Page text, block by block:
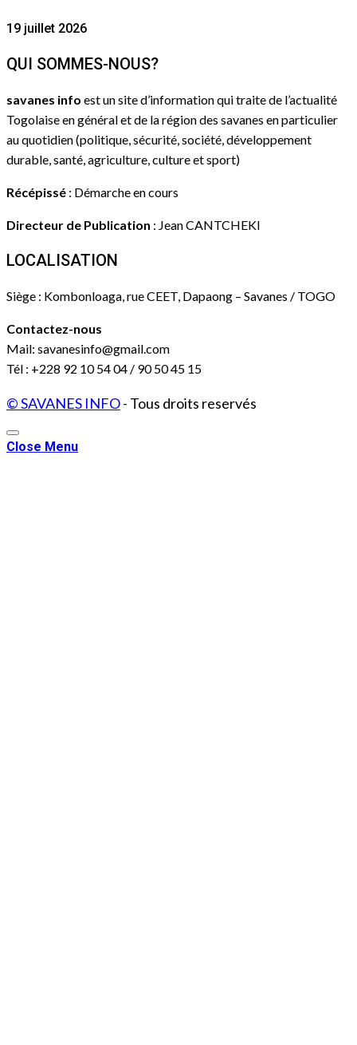
19 juillet 2026
QUI SOMMES-NOUS?
savanes info est un site d’information qui traite de l’actualité
Togolaise en général et de la région des savanes en particulier
au quotidien (politique, sécurité, société, développement
durable, santé, agriculture, culture et sport)
Récépissé : Démarche en cours
Directeur de Publication : Jean CANTCHEKI
LOCALISATION
Siège : Kombonloaga, rue CEET, Dapaong – Savanes / TOGO
Contactez-nous
Mail: savanesinfo@gmail.com
Tél : +228 92 10 54 04 / 90 50 45 15
© SAVANES INFO- Tous droits reservés
Close Menu